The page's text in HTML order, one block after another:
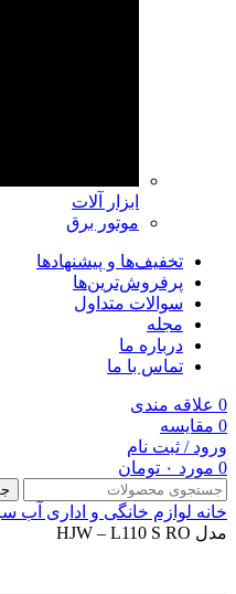
ابزار آلات
موتور برق
تخفیف‌ها و پیشنهادها
پرفروش‌ترین‌ها
سوالات متداول
مجله
درباره ما
تماس با ما
0 علاقه مندی
0 مقايسه
ورود / ثبت نام
0 مورد ۰ تومان
خانه لوازم خانگی و اداری آب
مدل HJW – L110 S RO